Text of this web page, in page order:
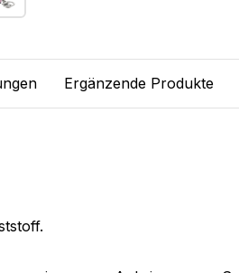
Ergänzende Produkte